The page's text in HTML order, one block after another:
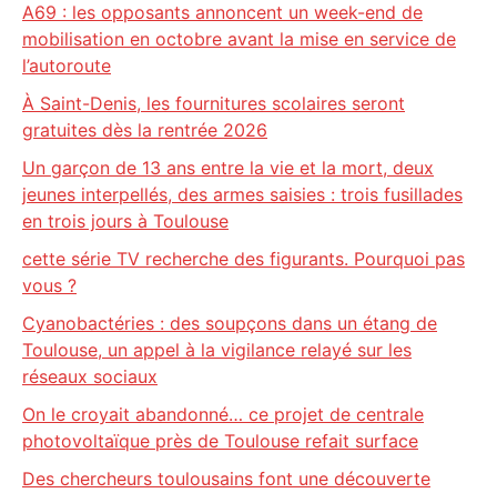
A69 : les opposants annoncent un week-end de
mobilisation en octobre avant la mise en service de
l’autoroute
À Saint-Denis, les fournitures scolaires seront
gratuites dès la rentrée 2026
Un garçon de 13 ans entre la vie et la mort, deux
jeunes interpellés, des armes saisies : trois fusillades
en trois jours à Toulouse
cette série TV recherche des figurants. Pourquoi pas
vous ?
Cyanobactéries : des soupçons dans un étang de
Toulouse, un appel à la vigilance relayé sur les
réseaux sociaux
On le croyait abandonné… ce projet de centrale
photovoltaïque près de Toulouse refait surface
Des chercheurs toulousains font une découverte